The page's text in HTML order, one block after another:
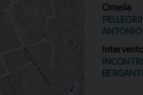
Omelia
ANTONIO